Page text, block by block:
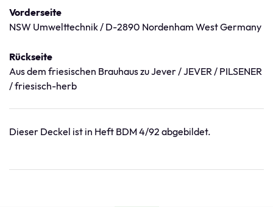
Vorderseite
NSW Umwelttechnik / D-2890 Nordenham West Germany
Rückseite
Aus dem friesischen Brauhaus zu Jever / JEVER / PILSENER
/ friesisch-herb
Dieser Deckel ist in Heft BDM 4/92 abgebildet.